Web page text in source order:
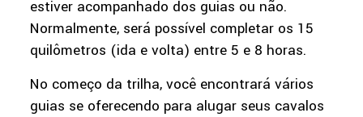
estiver acompanhado dos guias ou não.
Normalmente, será possível completar os 15
quilômetros (ida e volta) entre 5 e 8 horas.
No começo da trilha, você encontrará vários
guias se oferecendo para alugar seus cavalos